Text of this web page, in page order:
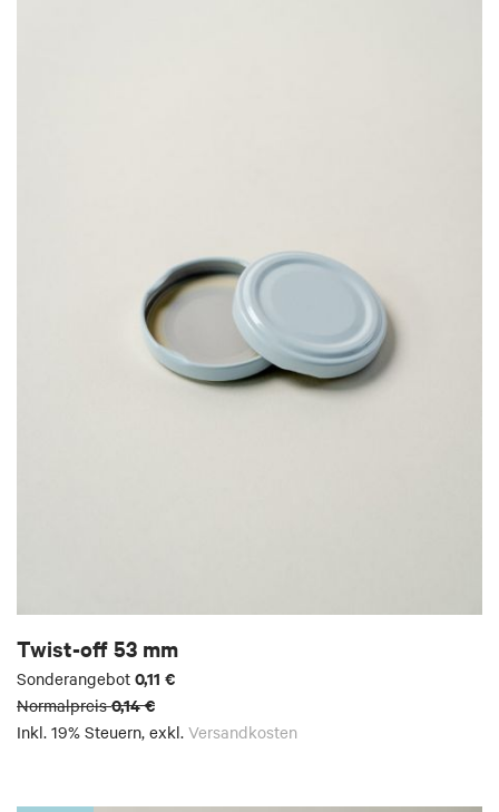
Twist-off 53 mm
Sonderangebot 0,11 €
Normalpreis 0,14 €
Inkl. 19% Steuern, exkl. Versandkosten